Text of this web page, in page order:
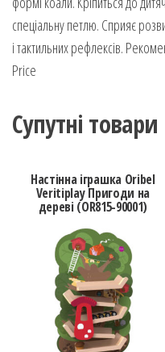
спеціальну петлю. Сприяє
і тактильних рефлексів.
Price
Супутні товари
Настінна іграшка Oribel
Veritiplay Пригоди на
дереві (OR815-90001)